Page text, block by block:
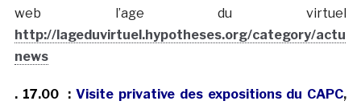
web l’age du virtuel
http://lageduvirtuel.hypotheses.org/category/
news
. 17.00 : Visite privative des expositions du CAPC,